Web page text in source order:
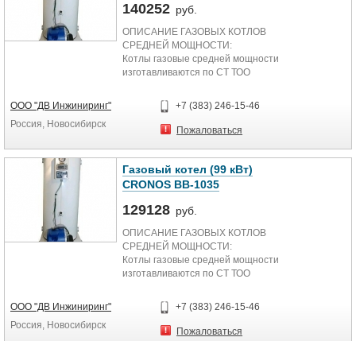
1000
Максимальное давление, Мпа
0,7
Водяной объем котла, м3
4,4
Паровой объем котла, м3
1,56
Площадь нагрева котла, м2
Объем топки котла, м3
140252 руб.
ОПИСАНИЕ ГАЗОВЫХ КОТЛОВ
СРЕДНЕЙ МОЩНОСТИ:
Котлы газовые средней мощности
изготавливаются по СТ ТОО
Сертификаты Соответствия РК и
производятся компанией BURAN
BOILER в вертикальном
исполнении на основе передовых
технологий в автономном
производстве котлов CRONOS
используются электроника и
горелки работающие под
наддувом, производства Италии и
полезного действия котлов
превышает 91%. Конструкция
напольных котлов средней
ООО "ДВ Инжиниринг"
Россия, Новосибирск
+7 (383) 246-15-46
Пожаловаться
Газовый котел (99 кВт)
CRONOS BB-1035
129128 руб.
ОПИСАНИЕ ГАЗОВЫХ КОТЛОВ
СРЕДНЕЙ МОЩНОСТИ:
Котлы газовые средней мощности
изготавливаются по СТ ТОО
Сертификаты Соответствия РК и
ООО "ДВ Инжиниринг"
Россия, Новосибирск
+7 (383) 246-15-46
Пожаловаться